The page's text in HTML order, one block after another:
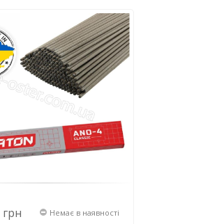
грн Немає в наявності